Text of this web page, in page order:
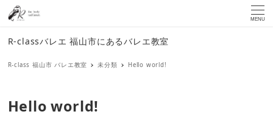
MENU
R-classバレエ 福山市にあるバレエ教室
R-class 福山市 バレエ教室 未分類 Hello world!
Hello world!